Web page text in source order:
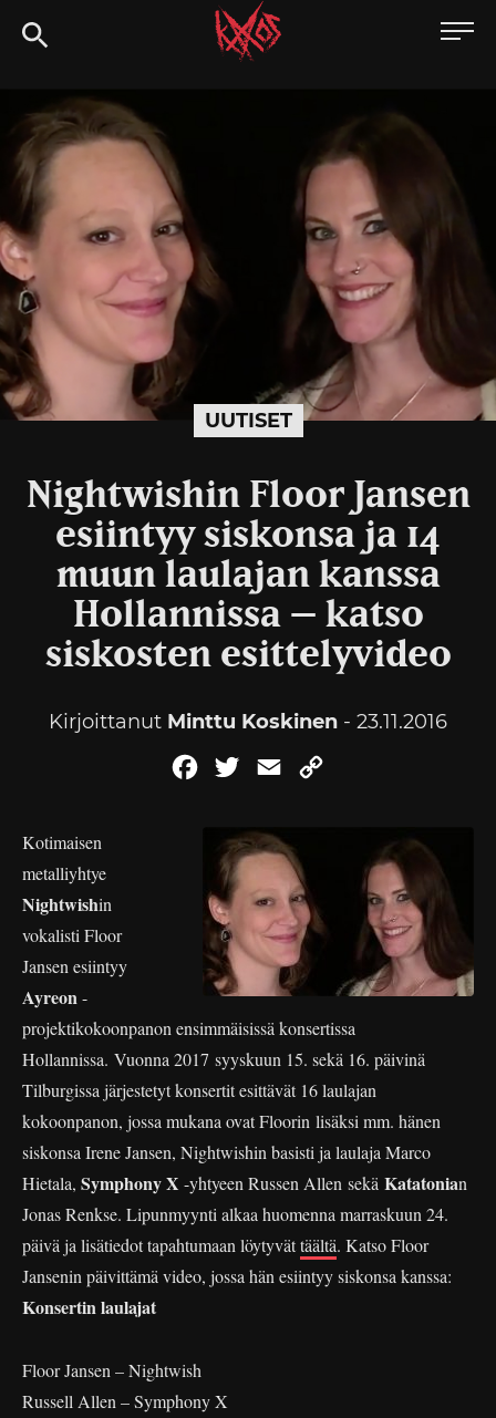
Siirry
suoraan
Kaaoszine
UUTISET
Nightwishin Floor Jansen
esiintyy siskonsa ja 14
muun laulajan kanssa
Hollannissa – katso
siskosten esittelyvideo
Kirjoittanut Minttu Koskinen - 23.11.2016
FacebookTwitterEmail
Kotimaisen
metalliyhtye
Nightwishin
vokalisti Floor
Jansen esiintyy
Ayreon-
projektikokoonpanon ensimmäisissä konsertissa
Hollannissa. Vuonna 2017 syyskuun 15. sekä 16. päivinä
Tilburgissa järjestetyt konsertit esittävät 16 laulajan
kokoonpanon, jossa mukana ovat Floorin lisäksi mm. hänen
siskonsa Irene Jansen, Nightwishin basisti ja laulaja Marco
Hietala, Symphony X -yhtyeen Russen Allen sekä Katatonian
Jonas Renkse. Lipunmyynti alkaa huomenna marraskuun 24.
päivä ja lisätiedot tapahtumaan löytyvättäältä. Katso Floor
Jansenin päivittämä video, jossa hän esiintyy siskonsa kanssa:
Konsertin laulajat
Floor Jansen – Nightwish
Russell Allen – Symphony X